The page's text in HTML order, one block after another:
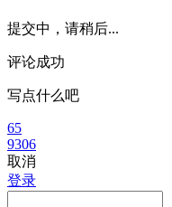
提交中，请稍后...
评论成功
写点什么吧
65
9306
取消
登录